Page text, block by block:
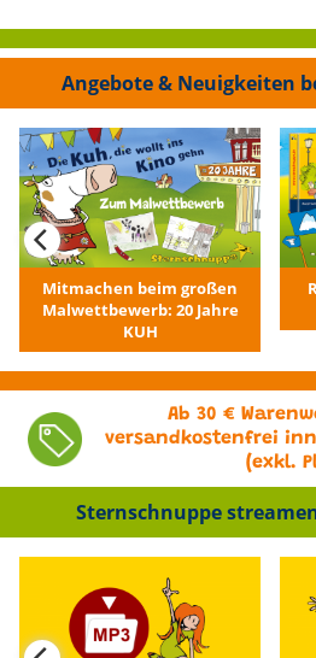
Angebote & Neuigkeiten
Mitmachen beim großen
Malwettbewerb: 20 Jahre
KUH
Ab 30 €
versandkostenfrei
(exkl.
Sternschnuppe